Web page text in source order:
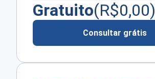
Gratuito(R$0,00)
Consultar grátis